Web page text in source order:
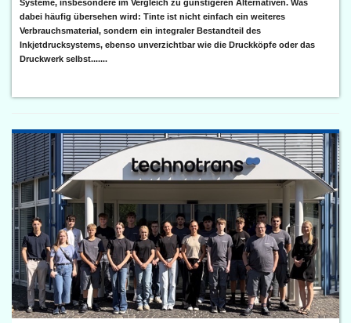
Systeme, insbesondere im Vergleich zu günstigeren Alternativen. Was
dabei häufig übersehen wird: Tinte ist nicht einfach ein weiteres
Verbrauchsmaterial, sondern ein integraler Bestandteil des
Inkjetdrucksystems, ebenso unverzichtbar wie die Druckköpfe oder das
Druckwerk selbst.......